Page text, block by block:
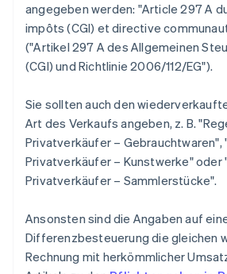
angegeben werden: "Article 297 A
impôts (CGI) et directive
("Artikel 297 A des Allgemeinen
(CGI) und Richtlinie 2006/112/EG").
Sie sollten auch den
Art des Verkaufs angeben, z. B.
Privatverkäufer – Gebrauchtwaren",
Privatverkäufer – Kunstwerke" oder
Privatverkäufer – Sammlerstücke".
Ansonsten sind die Angaben auf
Differenzbesteuerung die gleichen
Rechnung mit herkömmlicher